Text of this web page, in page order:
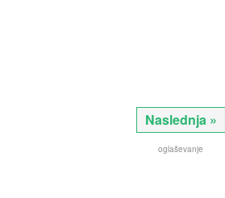
Naslednja »
oglaševanje